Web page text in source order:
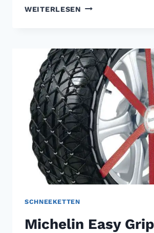
WEITERLESEN RATGEBER
SCHNEEKETTEN
Michelin Easy